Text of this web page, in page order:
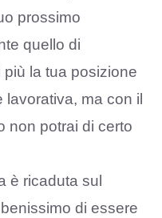
prossimo
quello di
la tua posizione
ma con il
non potrai di certo
è ricaduta sul
di essere